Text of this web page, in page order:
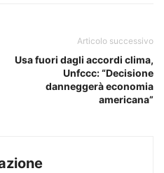
Articolo successivo
Usa fuori dagli accordi clima,
Unfccc: “Decisione
danneggerà economia
americana”